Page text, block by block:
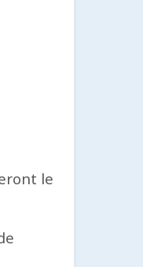
le